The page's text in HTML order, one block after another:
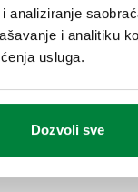
analiziranje
i analitiku
usluga.
Dozvoli sve
elemenata
ventilom za
531. Do 50
5–110 °C. Snaga